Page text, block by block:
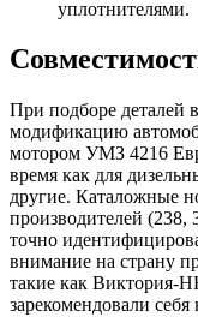
уплотнителями.
При подборе деталей
модификацию
мотором УМЗ 4216
время как для
другие. Каталожные
производителей (238,
точно
внимание на страну
такие как Виктория-
зарекомендовали